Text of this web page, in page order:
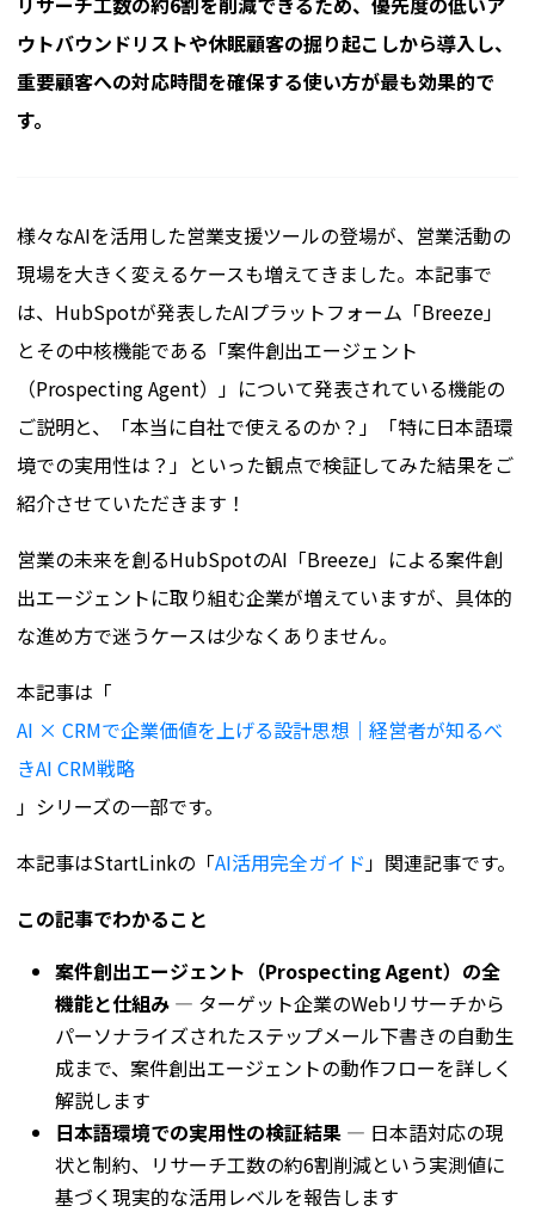
ウトバウンドリストや休眠顧客の掘り起こしから導入し、
重要顧客への対応時間を確保する使い方が最も効果的で
す。
様々なAIを活用した営業支援ツールの登場が、営業活動の
現場を大きく変えるケースも増えてきました。本記事で
は、HubSpotが発表したAIプラットフォーム「Breeze」
とその中核機能である「案件創出エージェント
（Prospecting Agent）」について発表されている機能の
ご説明と、「本当に自社で使えるのか？」「特に日本語環
境での実用性は？」といった観点で検証してみた結果をご
紹介させていただきます！
営業の未来を創るHubSpotのAI「Breeze」による案件創
出エージェントに取り組む企業が増えていますが、具体的
な進め方で迷うケースは少なくありません。
本記事は「
AI × CRMで企業価値を上げる設計思想｜経営者が知るべ
きAI CRM戦略
」シリーズの一部です。
本記事はStartLinkの「AI活用完全ガイド」関連記事です。
この記事でわかること
案件創出エージェント（Prospecting Agent）の全
機能と仕組み — ターゲット企業のWebリサーチから
パーソナライズされたステップメール下書きの自動生
成まで、案件創出エージェントの動作フローを詳しく
解説します
日本語環境での実用性の検証結果 — 日本語対応の現
状と制約、リサーチ工数の約6割削減という実測値に
基づく現実的な活用レベルを報告します